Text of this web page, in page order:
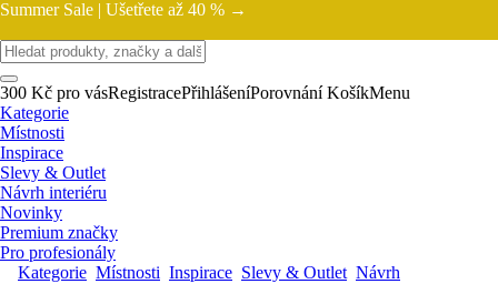
Summer Sale | Ušetřete až 40 % →
300 Kč pro vásRegistracePřihlášeníPorovnání KošíkMenu
Kategorie
Místnosti
Inspirace
Slevy & Outlet
Návrh interiéru
Novinky
Premium značky
Pro profesionály
Kategorie Místnosti Inspirace Slevy & Outlet Návrh